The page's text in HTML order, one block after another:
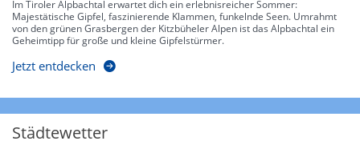
Im Tiroler Alpbachtal erwartet dich ein erlebnisreicher Sommer:
Majestätische Gipfel, faszinierende Klammen, funkelnde Seen. Umrahmt
von den grünen Grasbergen der Kitzbüheler Alpen ist das Alpbachtal ein
Geheimtipp für große und kleine Gipfelstürmer.
Jetzt entdecken
Städtewetter